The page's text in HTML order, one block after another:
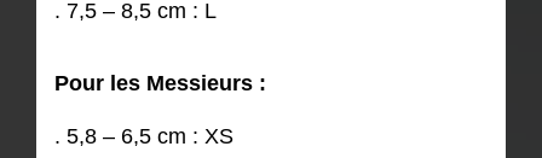
. 7,5 – 8,5 cm : L
Pour les Messieurs :
. 5,8 – 6,5 cm : XS